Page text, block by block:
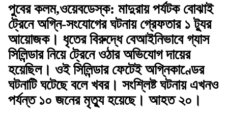
পুবের কলম,ওয়েবডেস্ক: মাদুরায় পর্যটক বোঝাই
ট্রেনে অগ্নি-সংযোগের ঘটনায় গ্রেফতার ১ ট্যুর
আয়োজক। ধৃতের বিরুদ্ধে বেআইনিভাবে গ্যাস
সিলিন্ডার নিয়ে ট্রেনে ওঠার অভিযোগ দায়ের
হয়েছিল। ওই সিলিন্ডার ফেটেই অগ্নিকাণ্ডের
ঘটনাটি ঘটেছে বলে খবর। সংশ্লিষ্ট ঘটনায় এখনও
পর্যন্ত ১০ জনের মৃত্যু হয়েছে। আহত ২০।